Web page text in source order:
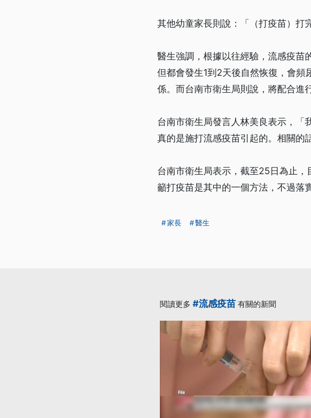
其他幼童家長則說：「（打疫苗）打
醫生強調，根據以往經驗，流感疫苗
但都會發生1到2天後自然恢復，會
係。而台南市衛生局則說，將配合進
台南市衛生局發言人林美良表示，「
真的是施打流感疫苗引起的。相關的
台南市衛生局表示，截至25日為止
籲打疫苗是其中的一個方法，不過落
家長 醫生
閱讀更多 #流感疫苗 有關的新聞